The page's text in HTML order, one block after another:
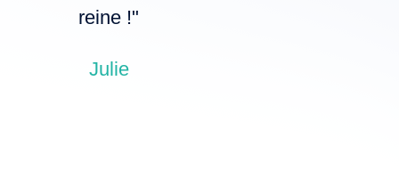
reine !"
Julie